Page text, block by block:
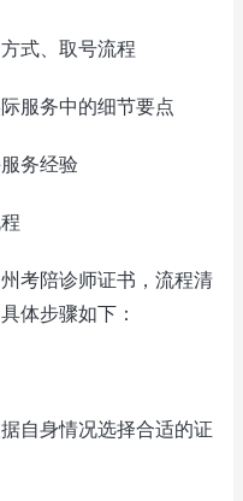
式、取号流程
服务中的细节要点
务经验
考陪诊师证书，流程清
体步骤如下：
自身情况选择合适的证